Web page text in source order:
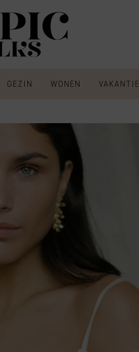
GEZIN WONEN VAKANTIE